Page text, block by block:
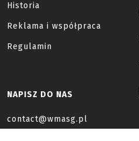
Historia
Reklama i współpraca
Regulamin
NAPISZ DO NAS
contact@wmasg.pl